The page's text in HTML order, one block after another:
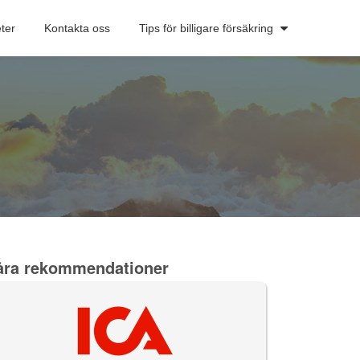
Kontakta oss Tips för billigare försäkring
rekommendationer